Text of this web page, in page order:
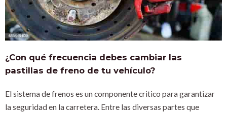
¿Con qué frecuencia debes cambiar las
pastillas de freno de tu vehículo?
El sistema de frenos es un componente critico para garantizar
la seguridad en la carretera. Entre las diversas partes que